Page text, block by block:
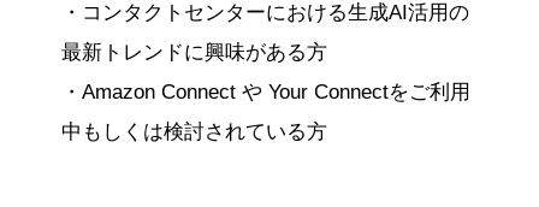
・コンタクトセンターにおける生成AI活用の
最新トレンドに興味がある方
・Amazon Connect や Your Connectをご利用
中もしくは検討されている方